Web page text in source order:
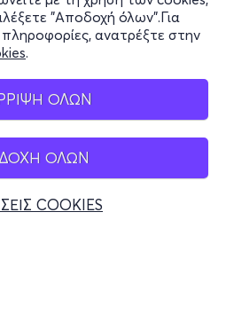
"Αποδοχή όλων".Για
πληροφορίες, ανατρέξτε στην
.
ΟΛΩΝ
ΟΛΩΝ
COOKIES